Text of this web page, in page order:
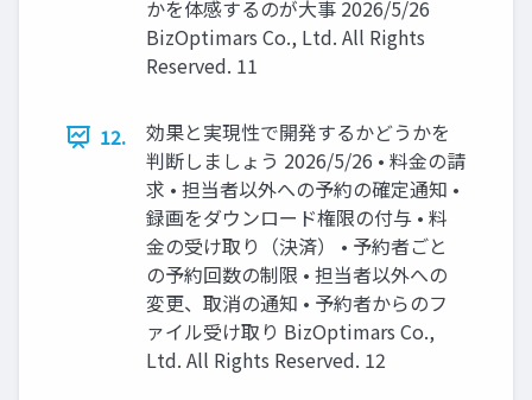
かを体感するのが大事 2026/5/26
BizOptimars Co., Ltd. All Rights
Reserved. 11
12.
効果と実現性で開発するかどうかを
判断しましょう 2026/5/26 • 料金の請
求 • 担当者以外への予約の確定通知 •
録画をダウンロード権限の付与 • 料
金の受け取り（決済） • 予約者ごと
の予約回数の制限 • 担当者以外への
変更、取消の通知 • 予約者からのフ
ァイル受け取り BizOptimars Co.,
Ltd. All Rights Reserved. 12